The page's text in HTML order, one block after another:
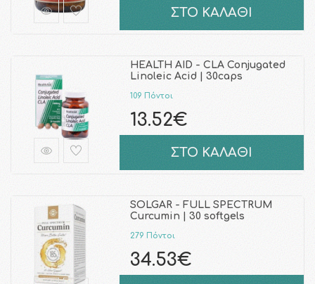
ΣΤΟ ΚΑΛΑΘΙ
HEALTH AID - CLA Conjugated
Linoleic Acid | 30caps
109 Πόντοι
13.52€
ΣΤΟ ΚΑΛΑΘΙ
SOLGAR - FULL SPECTRUM
Curcumin | 30 softgels
279 Πόντοι
34.53€